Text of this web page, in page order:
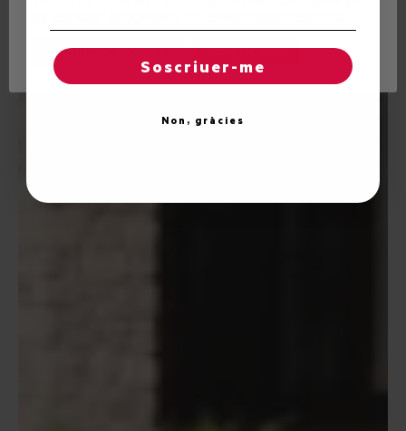
Reglatges de "cookies" Acceptar totes
Soscriuer-me
Non, gràcies